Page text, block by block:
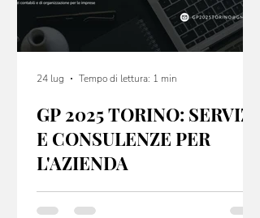
GP 2025 TORINO: SERVIZI
E CONSULENZE PER
L'AZIENDA
GP 2025 Torino offre servizi e consulenze per
startup e PMI, sia dal punto di vista fiscale che
24 lug Tempo di lettura: 1 min